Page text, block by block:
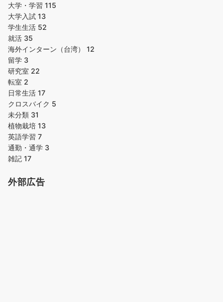
大学・学習 115
大学入試 13
学生生活 52
就活 35
海外インターン（台湾） 12
留学 3
研究室 22
転室 2
日常生活 17
クロスバイク 5
未分類 31
植物栽培 13
英語学習 7
通勤・通学 3
雑記 17
外部広告